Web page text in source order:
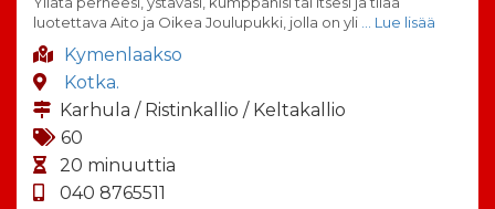
luotettava Aito ja Oikea Joulupukki, jolla on yli … Lue lisää
Kymenlaakso
Kotka.
Karhula / Ristinkallio / Keltakallio
60
20 minuuttia
040 8765511